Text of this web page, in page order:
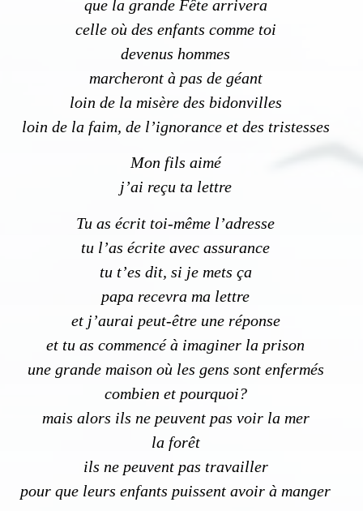
que la grande Fête arrivera
celle où des enfants comme toi
devenus hommes
marcheront à pas de géant
loin de la misère des bidonvilles
loin de la faim, de l’ignorance et des tristesses
Mon fils aimé
j’ai reçu ta lettre
Tu as écrit toi-même l’adresse
tu l’as écrite avec assurance
tu t’es dit, si je mets ça
papa recevra ma lettre
et j’aurai peut-être une réponse
et tu as commencé à imaginer la prison
une grande maison où les gens sont enfermés
combien et pourquoi?
mais alors ils ne peuvent pas voir la mer
la forêt
ils ne peuvent pas travailler
pour que leurs enfants puissent avoir à manger